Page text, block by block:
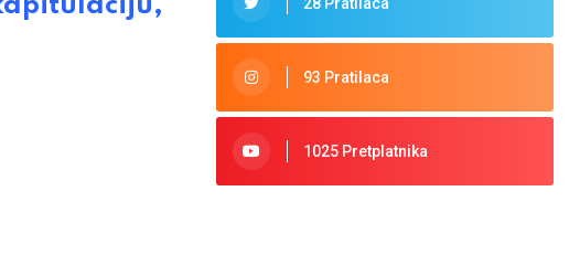
93 Pratilaca
1025 Pretplatnika